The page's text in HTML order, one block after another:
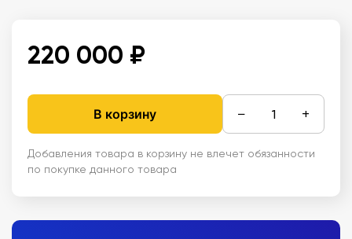
220 000 ₽
В корзину − +
Добавления товара в корзину не влечет обязанности
по покупке данного товара